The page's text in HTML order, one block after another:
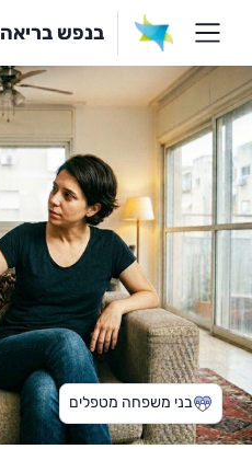
בנפש בריאה
בני משפחה מטפלים